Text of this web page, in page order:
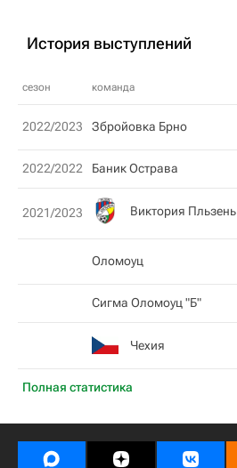
История выступлений
сезон команда
Полная статистика
2022/2023 Збройовка Брно
2022/2022 Баник Острава
2021/2023 Виктория Пльзень
Оломоуц
Сигма Оломоуц "Б"
Чехия